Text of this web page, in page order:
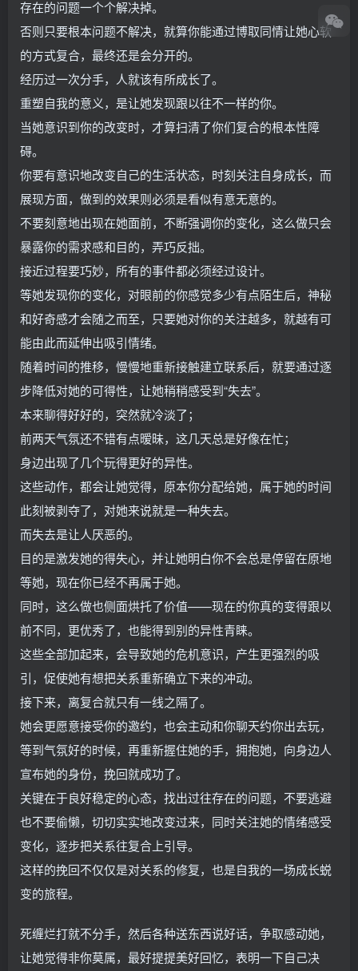
存在的问题一个个解决掉。
否则只要根本问题不解决，就算你能通过博取同情让她心软
的方式复合，最终还是会分开的。
经历过一次分手，人就该有所成长了。
重塑自我的意义，是让她发现跟以往不一样的你。
当她意识到你的改变时，才算扫清了你们复合的根本性障
碍。
你要有意识地改变自己的生活状态，时刻关注自身成长，而
展现方面，做到的效果则必须是看似有意无意的。
不要刻意地出现在她面前，不断强调你的变化，这么做只会
暴露你的需求感和目的，弄巧反拙。
接近过程要巧妙，所有的事件都必须经过设计。
等她发现你的变化，对眼前的你感觉多少有点陌生后，神秘
和好奇感才会随之而至，只要她对你的关注越多，就越有可
能由此而延伸出吸引情绪。
随着时间的推移，慢慢地重新接触建立联系后，就要通过逐
步降低对她的可得性，让她稍稍感受到“失去”。
本来聊得好好的，突然就冷淡了；
前两天气氛还不错有点暧昧，这几天总是好像在忙；
身边出现了几个玩得更好的异性。
这些动作，都会让她觉得，原本你分配给她，属于她的时间
此刻被剥夺了，对她来说就是一种失去。
而失去是让人厌恶的。
目的是激发她的得失心，并让她明白你不会总是停留在原地
等她，现在你已经不再属于她。
同时，这么做也侧面烘托了价值——现在的你真的变得跟以
前不同，更优秀了，也能得到别的异性青睐。
这些全部加起来，会导致她的危机意识，产生更强烈的吸
引，促使她有想把关系重新确立下来的冲动。
接下来，离复合就只有一线之隔了。
她会更愿意接受你的邀约，也会主动和你聊天约你出去玩，
等到气氛好的时候，再重新握住她的手，拥抱她，向身边人
宣布她的身份，挽回就成功了。
关键在于良好稳定的心态，找出过往存在的问题，不要逃避
也不要偷懒，切切实实地改变过来，同时关注她的情绪感受
变化，逐步把关系往复合上引导。
这样的挽回不仅仅是对关系的修复，也是自我的一场成长蜕
变的旅程。
死缠烂打就不分手，然后各种送东西说好话，争取感动她，
让她觉得非你莫属，最好提提美好回忆，表明一下自己决